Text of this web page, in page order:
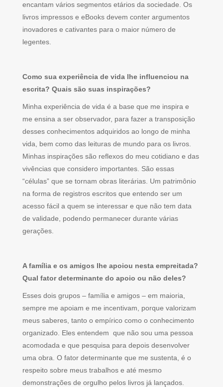
encantam vários segmentos etários da sociedade. Os
livros impressos e eBooks devem conter argumentos
inovadores e cativantes para o maior número de
legentes.
Como sua experiência de vida lhe influenciou na
escrita? Quais são suas inspirações?
Minha experiência de vida é a base que me inspira e
me ensina a ser observador, para fazer a transposição
desses conhecimentos adquiridos ao longo de minha
vida, bem como das leituras de mundo para os livros.
Minhas inspirações são reflexos do meu cotidiano e das
vivências que considero importantes. São essas
“células” que se tornam obras literárias. Um patrimônio
na forma de registros escritos que entendo ser um
acesso fácil a quem se interessar e que não tem data
de validade, podendo permanecer durante várias
gerações.
A família e os amigos lhe apoiou nesta empreitada?
Qual fator determinante do apoio ou não deles?
Esses dois grupos – família e amigos – em maioria,
sempre me apoiam e me incentivam, porque valorizam
meus saberes, tanto o empírico como o conhecimento
organizado. Eles entendem que não sou uma pessoa
acomodada e que pesquisa para depois desenvolver
uma obra. O fator determinante que me sustenta, é o
respeito sobre meus trabalhos e até mesmo
demonstrações de orgulho pelos livros já lançados.